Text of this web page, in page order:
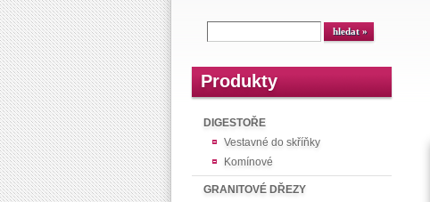
Produkty
DIGESTOŘE
Vestavné do skříňky
Komínové
GRANITOVÉ DŘEZY